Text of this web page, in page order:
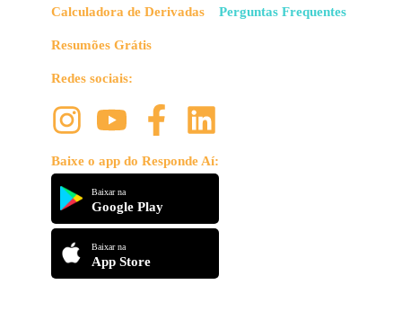
Calculadora de Derivadas
Resumões Grátis
Redes sociais:
Baixe o app do Responde Aí:
Baixar na
Google Play
Baixar na
App Store
Perguntas Frequentes